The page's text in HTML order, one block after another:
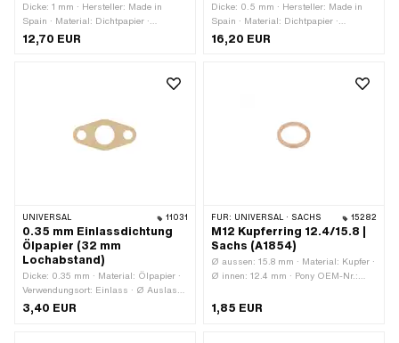
Dicke: 1 mm · Hersteller: Made in
Spain · Material: Dichtpapier ·
Verwendungsort: Universal
12,70 EUR
Dicke: 0.5 mm · Hersteller: Made in
Spain · Material: Dichtpapier ·
Verwendungsort: Universal
16,20 EUR
UNIVERSAL 11031
0.35 mm Einlassdichtung
Ölpapier (32 mm
Lochabstand)
Dicke: 0.35 mm · Material: Ölpapier ·
Verwendungsort: Einlass · Ø Auslass
innen: 14.5 mm · Lochabstand
3,40 EUR
FÜR: UNIVERSAL · SACHS 15282
M12 Kupferring 12.4/15.8 |
Sachs (A1854)
Ø aussen: 15.8 mm · Material: Kupfer ·
Ø innen: 12.4 mm · Pony OEM-Nr.:
000
1,85 EUR